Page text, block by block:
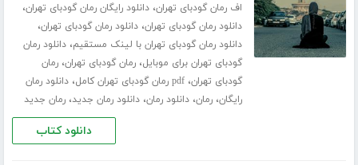
اف رمان گودبای تهران،دانلود رایگان رمان گودبای تهران،
دانلود رمان گودبای تهران،دانلود رمان گودبای تهران،
دانلود رمان گودبای تهران با لینک مستقیم،دانلود رمان
گودبای تهران برای موبایل،رمان گودبای تهران،رمان
گودبای تهران،pdf رمان گودبای تهران کامل ،دانلود رمان
رایگان،رمان،دانلود رمان،دانلود رمان جدید،رمان جدید
دانلود کتاب